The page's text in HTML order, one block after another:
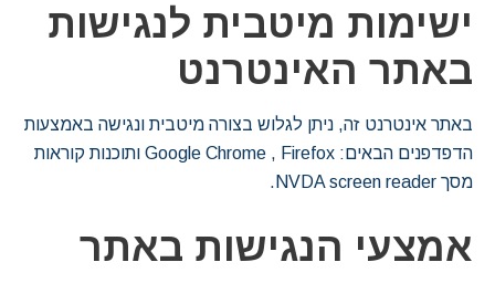
ישימות מיטבית לנגישות
באתר האינטרנט
באתר אינטרנט זה, ניתן לגלוש בצורה מיטבית ונגישה באמצעות
הדפדפנים הבאים: Google Chrome , Firefox ותוכנות קוראות
מסך NVDA screen reader.
אמצעי הנגישות באתר